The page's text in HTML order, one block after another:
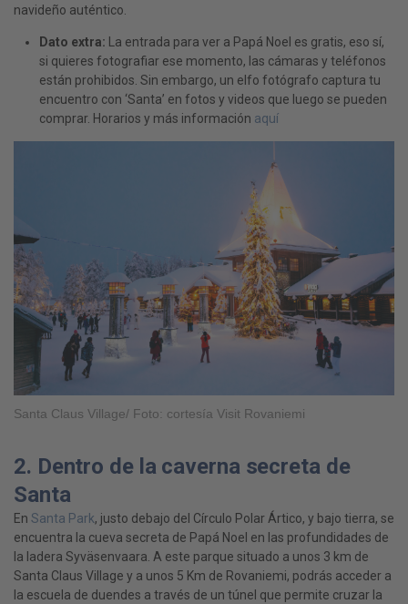
navideño auténtico.
Dato extra: La entrada para ver a Papá Noel es gratis, eso sí,
si quieres fotografiar ese momento, las cámaras y teléfonos
están prohibidos. Sin embargo, un elfo fotógrafo captura tu
encuentro con ‘Santa’ en fotos y videos que luego se pueden
comprar. Horarios y más información aquí
Santa Claus Village/ Foto: cortesía Visit Rovaniemi
2. Dentro de la caverna secreta de
Santa
En Santa Park, justo debajo del Círculo Polar Ártico, y bajo tierra, se
encuentra la cueva secreta de Papá Noel en las profundidades de
la ladera Syväsenvaara. A este parque situado a unos 3 km de
Santa Claus Village y a unos 5 Km de Rovaniemi, podrás acceder a
la escuela de duendes a través de un túnel que permite cruzar la